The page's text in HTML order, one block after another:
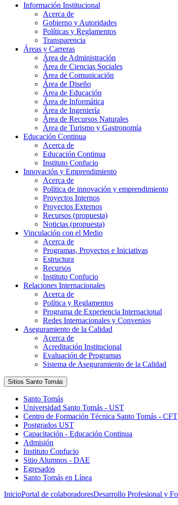
Información Institucional
Acerca de
Gobierno y Autoridades​
Políticas y Reglamentos​
Transparencia
Áreas y Carreras
Área de Administración
Área de Ciencias Sociales
Área de Comunicación
Área de Diseño
Área de Educación
Área de Informática
Área de Ingeniería
Área de Recursos Naturales
Área de Turismo y Gastronomía
Educación Continua
Acerca de
Educación Continua
Instituto Confucio
Innovación y Emprendimiento
Acerca de
Política de innovación y emprendimiento
Proyectos Internos
Proyectos Externos
Recursos (propuesta)
Noticias (propuesta)
Vinculación con el Medio
Acerca de
Programas, Proyectos e Iniciativas
Estructura
Recursos
Instituto Confucio
Relaciones Internacionales
Acerca de
Política y Reglamentos
Programa de Experiencia Internacional
Redes Internacionales y Convenios
Aseguramiento de la Calidad
Acerca de
Acreditación Institucional
Evaluación de Programas
Sistema de Aseguramiento de la Calidad
Sitios Santo Tomás
Santo Tomás
Universidad Santo Tomás - UST
Centro de Formación Técnica Santo Tomás - CFT
Postgrados UST
Capacitación - Educación Continua
Admisión
Instituto Confucio
Sitio Alumnos - DAE
Egresados
Santo Tomás en Línea
InicioPortal de colaboradoresDesarrollo Profesional y